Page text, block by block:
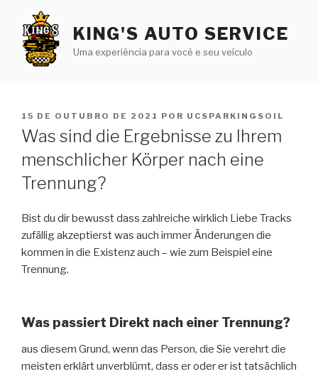
conteúdo
KING'S AUTO SERVICE
Uma experiência para você e seu veículo
PUBLICADO
EM
15 DE OUTUBRO DE 2021 POR UCSPARKINGSOIL
Was sind die Ergebnisse zu Ihrem
menschlicher Körper nach eine
Trennung?
Bist du dir bewusst dass zahlreiche wirklich Liebe Tracks
zufällig akzeptierst was auch immer Änderungen die
kommen in die Existenz auch – wie zum Beispiel eine
Trennung.
Was passiert Direkt nach einer Trennung?
aus diesem Grund, wenn das Person, die Sie verehrt die
meisten erklärt unverblümt, dass er oder er ist tatsächlich